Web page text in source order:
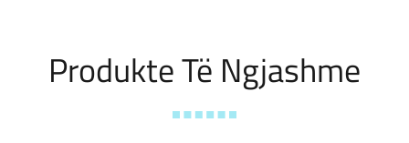
Produkte Të Ngjashme